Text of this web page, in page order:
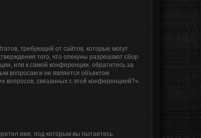
требующий от сайтов, которые могут
того, что опекуны разрешают сбор
или к самой конференции, обратитесь за
вопросам и не является объектом
вопросов, связанных с этой конференцией?».
имя, под которым вы пытаетесь